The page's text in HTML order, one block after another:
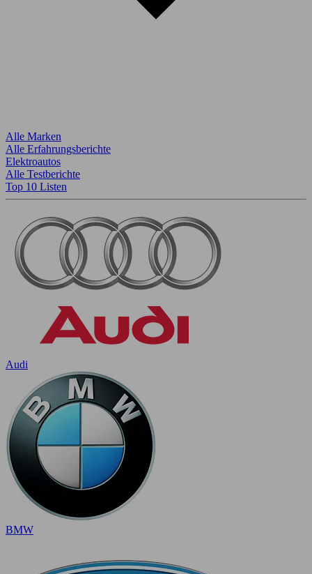
Alle Marken
Alle Erfahrungsberichte
Elektroautos
Alle Testberichte
Top 10 Listen
Audi
BMW